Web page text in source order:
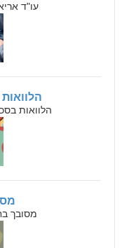
עו"ד
הלוואות
מסובך